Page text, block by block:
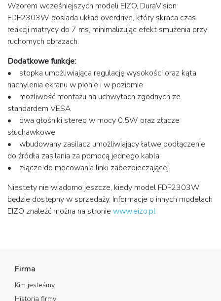
Wzorem wcześniejszych modeli EIZO, DuraVision
FDF2303W posiada układ overdrive, który skraca czas
reakcji matrycy do 7 ms, minimalizując efekt smużenia przy
ruchomych obrazach.
Dodatkowe funkcje:
• stopka umożliwiająca regulację wysokości oraz kąta
nachylenia ekranu w pionie i w poziomie
• możliwość montażu na uchwytach zgodnych ze
standardem VESA
• dwa głośniki stereo w mocy 0.5W oraz złącze
słuchawkowe
• wbudowany zasilacz umożliwiający łatwe podłączenie
do źródła zasilania za pomocą jednego kabla
• złącze do mocowania linki zabezpieczającej
Niestety nie wiadomo jeszcze, kiedy model FDF2303W
będzie dostępny w sprzedaży. Informacje o innych modelach
EIZO znaleźć można na stronie www.eizo.pl
Firma
Kim jesteśmy
Historia firmy